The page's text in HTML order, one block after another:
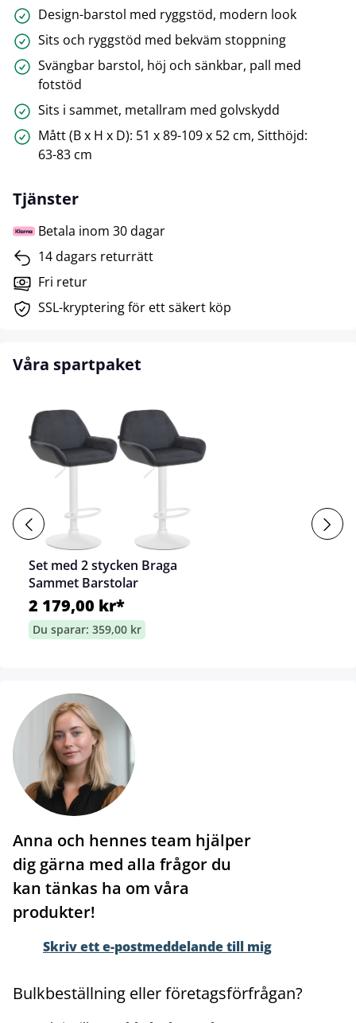
Design-barstol med ryggstöd, modern look
Sits och ryggstöd med bekväm stoppning
Svängbar barstol, höj och sänkbar, pall med
fotstöd
Sits i sammet, metallram med golvskydd
Mått (B x H x D): 51 x 89-109 x 52 cm, Sitthöjd:
63-83 cm
Tjänster
Betala inom 30 dagar
14 dagars returrätt
Fri retur
SSL-kryptering för ett säkert köp
Våra spartpaket
Set med 2 stycken Braga
Sammet Barstolar
2 179,00 kr*
Du sparar: 359,00 kr
Anna och hennes team hjälper
dig gärna med alla frågor du
kan tänkas ha om våra
produkter!
Skriv ett e-postmeddelande till mig
Bulkbeställning eller företagsförfrågan?